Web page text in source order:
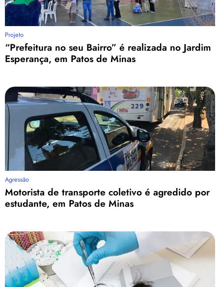
Projeto
“Prefeitura no seu Bairro” é realizada no Jardim
Esperança, em Patos de Minas
Agressão
Motorista de transporte coletivo é agredido por
estudante, em Patos de Minas